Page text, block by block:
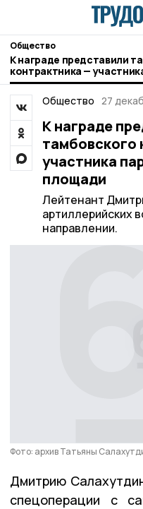
Общество
К награде представили
контрактника —
Красной площади
Общество 27
К награде
тамбовского
участника
площади
Лейтенант
артиллерийских
направлении.
Фото: архив Татьяны
Дмитрию
спецоперации с